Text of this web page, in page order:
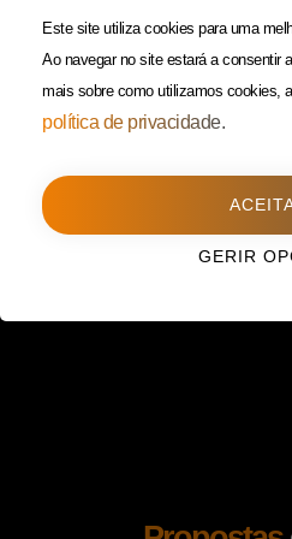
rede fixa)
Porto (Filial)
1588, 2º, sala 304
225 432 051
Este site utiliza cookies para uma
Ao navegar no site estará a consentir
mais sobre como utilizamos cookies,
política de privacidade.
GERIR